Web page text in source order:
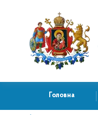
Головна